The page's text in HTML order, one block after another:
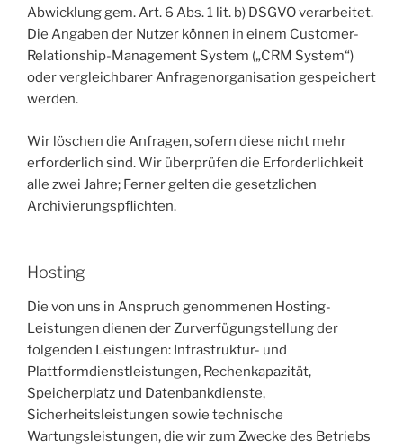
Abwicklung gem. Art. 6 Abs. 1 lit. b) DSGVO verarbeitet.
Die Angaben der Nutzer können in einem Customer-
Relationship-Management System („CRM System“)
oder vergleichbarer Anfragenorganisation gespeichert
werden.
Wir löschen die Anfragen, sofern diese nicht mehr
erforderlich sind. Wir überprüfen die Erforderlichkeit
alle zwei Jahre; Ferner gelten die gesetzlichen
Archivierungspflichten.
Hosting
Die von uns in Anspruch genommenen Hosting-
Leistungen dienen der Zurverfügungstellung der
folgenden Leistungen: Infrastruktur- und
Plattformdienstleistungen, Rechenkapazität,
Speicherplatz und Datenbankdienste,
Sicherheitsleistungen sowie technische
Wartungsleistungen, die wir zum Zwecke des Betriebs